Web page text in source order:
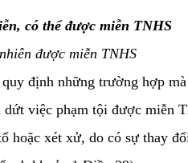
có thể được miễn TNHS
được miễn TNHS
định những trường hợp
việc phạm tội được miễn
hoặc xét xử, do có sự thay